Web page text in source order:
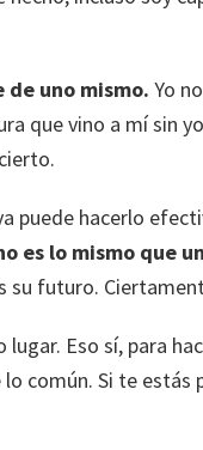
uno mismo. Yo
que vino a mí sin
puede hacerlo
es lo mismo que
su futuro.
lugar. Eso sí, para
común. Si te estás